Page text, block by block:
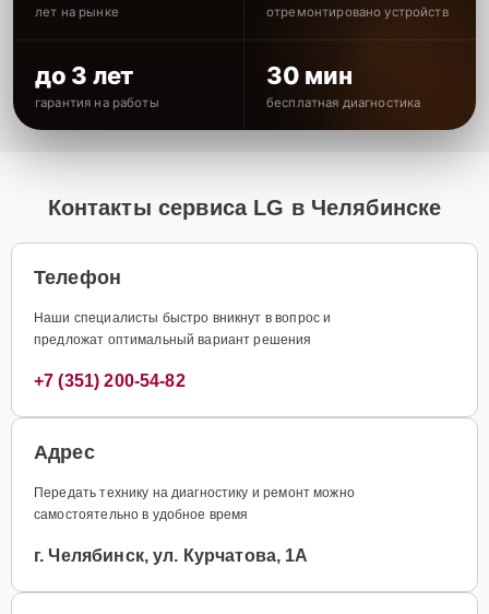
лет на рынке отремонтировано устройств
до 3 лет
гарантия на работы
30 мин
бесплатная диагностика
Контакты сервиса LG в Челябинске
Телефон
Наши специалисты быстро вникнут в вопрос и
предложат оптимальный вариант решения
+7 (351) 200-54-82
Адрес
Передать технику на диагностику и ремонт можно
самостоятельно в удобное время
г. Челябинск, ул. Курчатова, 1А